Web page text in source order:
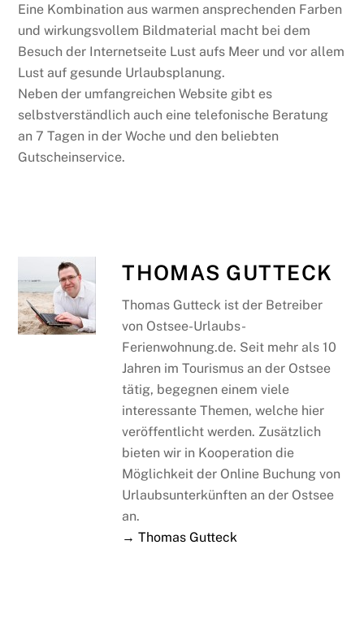
Eine Kombination aus warmen ansprechenden Farben
und wirkungsvollem Bildmaterial macht bei dem
Besuch der Internetseite Lust aufs Meer und vor allem
Lust auf gesunde Urlaubsplanung.
Neben der umfangreichen Website gibt es
selbstverständlich auch eine telefonische Beratung
an 7 Tagen in der Woche und den beliebten
Gutscheinservice.
THOMAS GUTTECK
Thomas Gutteck ist der Betreiber
von Ostsee-Urlaubs-
Ferienwohnung.de. Seit mehr als 10
Jahren im Tourismus an der Ostsee
tätig, begegnen einem viele
interessante Themen, welche hier
veröffentlicht werden. Zusätzlich
bieten wir in Kooperation die
Möglichkeit der Online Buchung von
Urlaubsunterkünften an der Ostsee
an.
→ Thomas Gutteck